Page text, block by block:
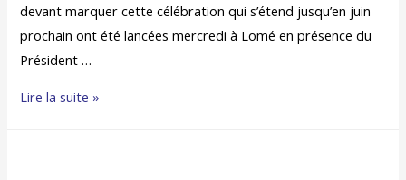
devant marquer cette célébration qui s’étend jusqu’en juin
prochain ont été lancées mercredi à Lomé en présence du
Président …
Lire la suite »